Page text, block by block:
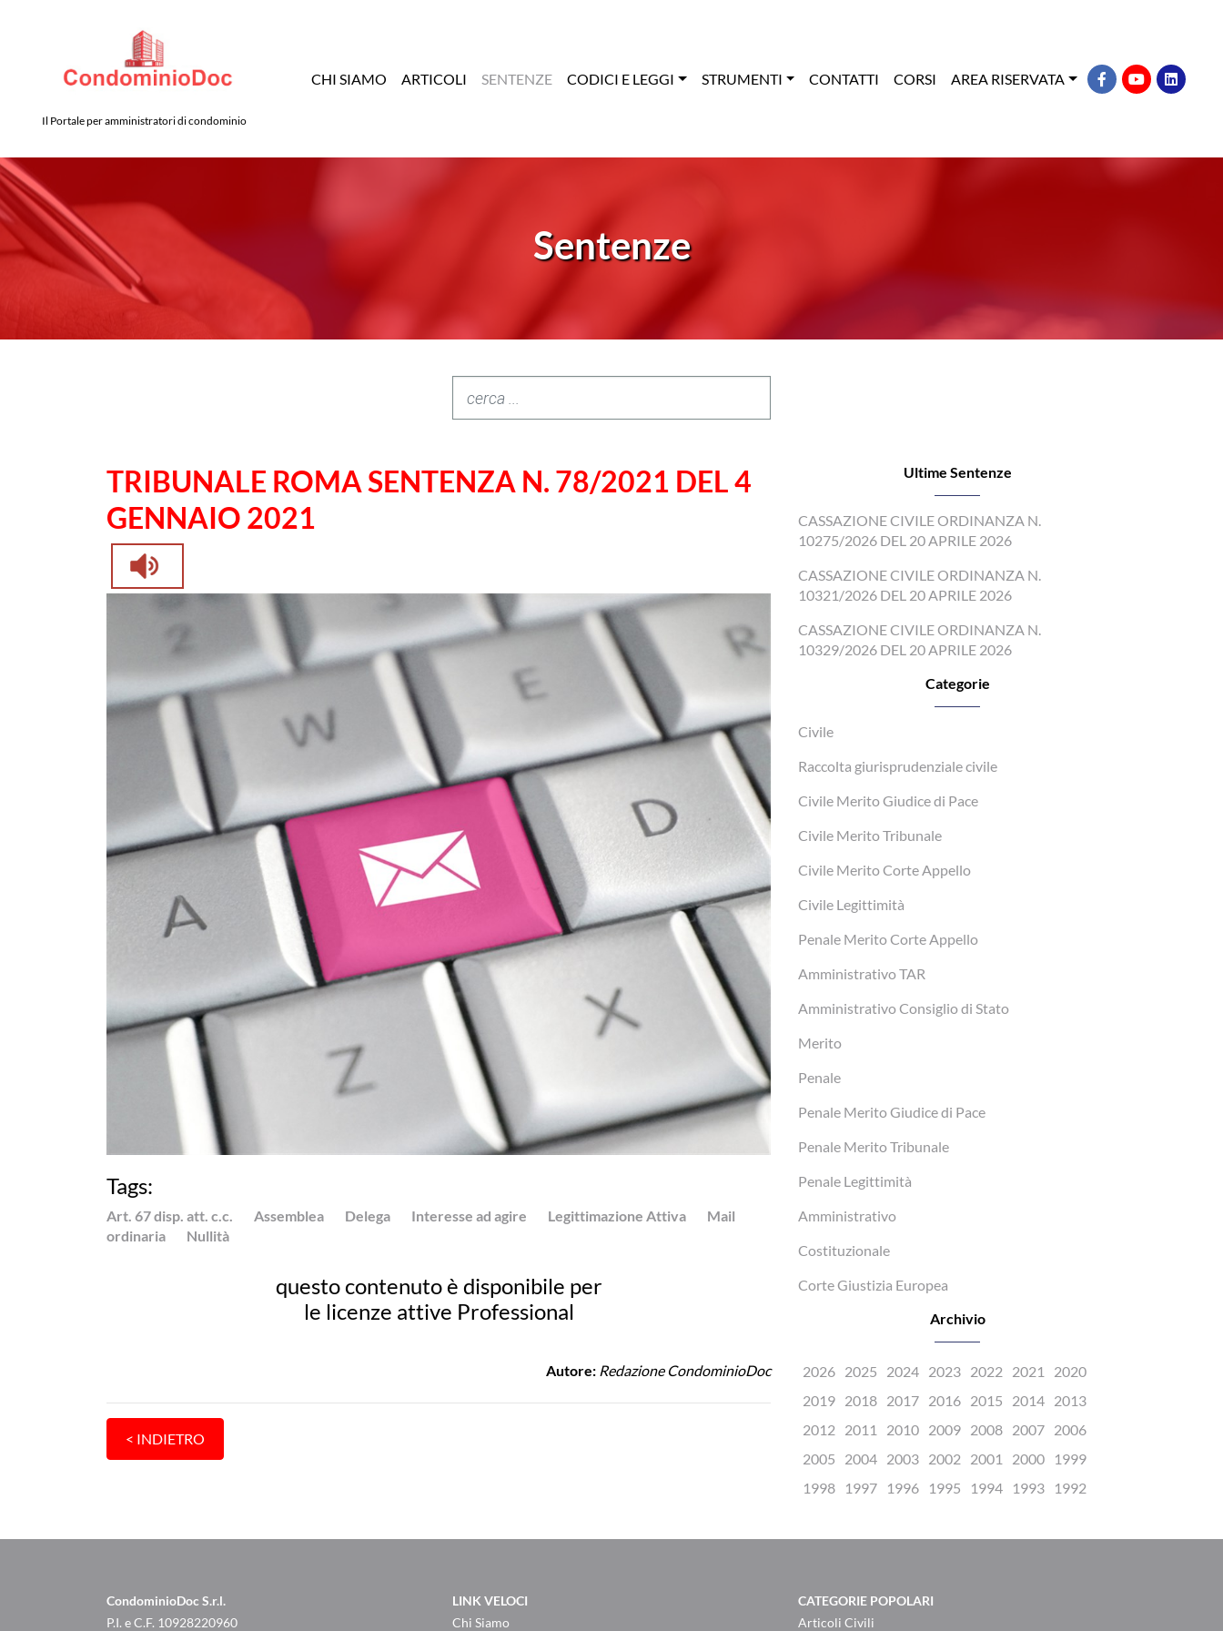
Il Portale per amministratori di condominio
CHI SIAMO ARTICOLI SENTENZE CODICI E LEGGI STRUMENTI CONTATTI CORSI AREA RISERVATA
Sentenze
TRIBUNALE ROMA SENTENZA N. 78/2021 DEL 4
GENNAIO 2021
Tags:
Art. 67 disp. att. c.c. Assemblea Delega Interesse ad agire Legittimazione Attiva
Mail
ordinaria
Nullità
questo contenuto è disponibile per
le licenze attive Professional
Autore: Redazione CondominioDoc
Ultime Sentenze
CASSAZIONE CIVILE ORDINANZA N.
10275/2026 DEL 20 APRILE 2026
CASSAZIONE CIVILE ORDINANZA N.
10321/2026 DEL 20 APRILE 2026
CASSAZIONE CIVILE ORDINANZA N.
10329/2026 DEL 20 APRILE 2026
Categorie
Civile
Raccolta giurisprudenziale civile
Civile Merito Giudice di Pace
Civile Merito Tribunale
Civile Merito Corte Appello
Civile Legittimità
Penale Merito Corte Appello
Amministrativo TAR
Amministrativo Consiglio di Stato
Merito
Penale
Penale Merito Giudice di Pace
Penale Merito Tribunale
Penale Legittimità
Amministrativo
Costituzionale
Corte Giustizia Europea
Archivio
2026 2025 2024 2023 2022 2021
2020
2019 2018 2017 2016 2015 2014 2013
2012
2011 2010 2009 2008 2007 2006
2005
2004 2003 2002 2001 2000
1999
1998
1997 1996 1995 1994 1993 1992
CondominioDoc S.r.l.
P.I. e C.F. 10928220960
LINK VELOCI
Chi Siamo
CATEGORIE POPOLARI
Articoli Civili